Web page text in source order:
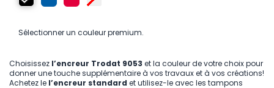
Sélectionner un couleur premium.
Choisissez l’encreur Trodat 9053 et la couleur de votre choix pour
donner une touche supplémentaire à vos travaux et à vos créations!
Achetez le l’encreur standard et utilisez-le avec les tampons